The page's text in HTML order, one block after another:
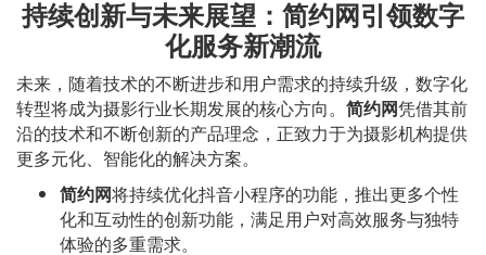
持续创新与未来展望：简约网引领数字
化服务新潮流
未来，随着技术的不断进步和用户需求的持续升级，数字化
转型将成为摄影行业长期发展的核心方向。 简约网凭借其前
沿的技术和不断创新的产品理念，正致力于为摄影机构提供
更多元化、智能化的解决方案。
简约网将持续优化抖音小程序的功能，推出更多个性
化和互动性的创新功能，满足用户对高效服务与独特
体验的多重需求。